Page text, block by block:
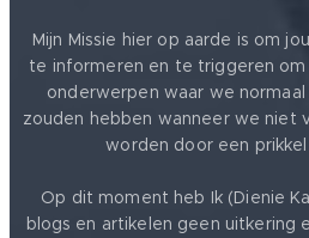
Mijn Missie hier op aarde is om
te informeren en te triggeren
onderwerpen waar we
zouden hebben wanneer we niet
worden door een
Op dit moment heb Ik (Dienie
blogs en artikelen geen uitkering